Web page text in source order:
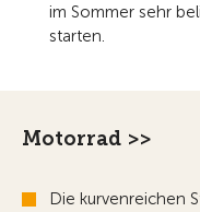
im Sommer sehr
starten.
Motorrad >>
Die kurvenreichen